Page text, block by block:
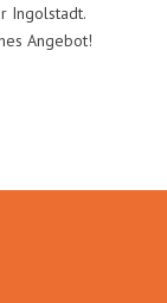
Ingolstadt.
Angebot!